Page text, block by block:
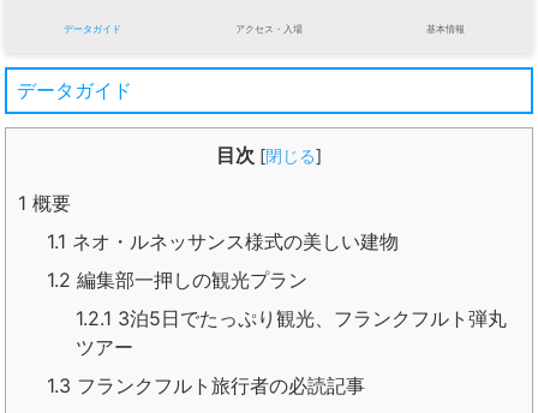
データガイド アクセス・入場 基本情報
データガイド
目次 [閉じる]
1 概要
1.1 ネオ・ルネッサンス様式の美しい建物
1.2 編集部一押しの観光プラン
1.2.1 3泊5日でたっぷり観光、フランクフルト弾丸
ツアー
1.3 フランクフルト旅行者の必読記事